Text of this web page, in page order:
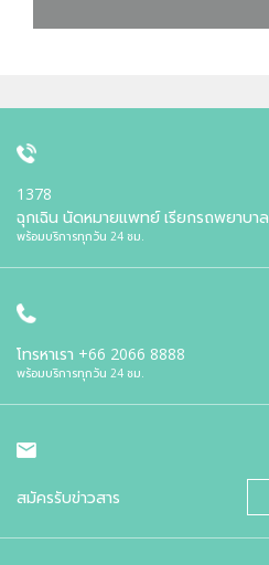
1378
ฉุกเฉิน นัดหมายแพทย์ เรียกรถพยาบาล
พร้อมบริการทุกวัน 24 ชม.
โทรหาเรา +66 2066 8888
พร้อมบริการทุกวัน 24 ชม.
สมัครรับข่าวสาร